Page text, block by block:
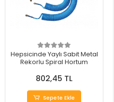
Hepsicinde Yaylı Sabit Metal
Rekorlu Spiral Hortum
802,45 TL
Sepete Ekle